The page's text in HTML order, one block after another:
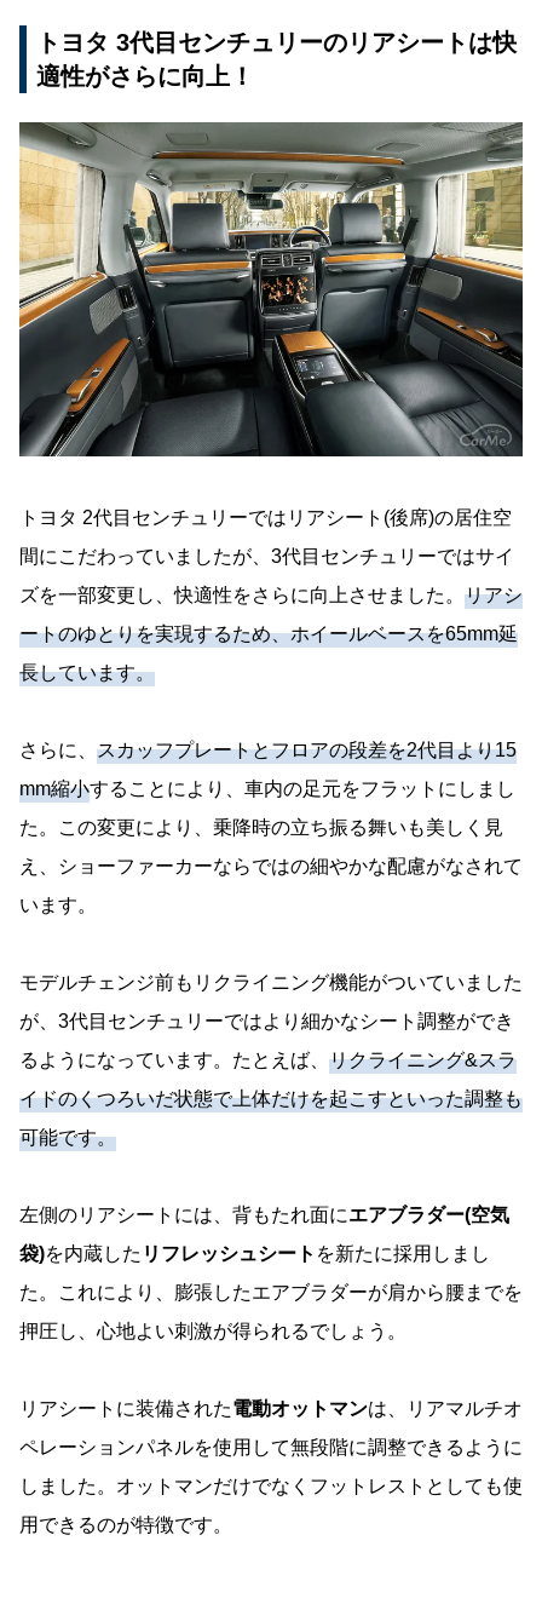
トヨタ 3代目センチュリーのリアシートは快
適性がさらに向上！
トヨタ 2代目センチュリーではリアシート(後席)の居住空
間にこだわっていましたが、3代目センチュリーではサイ
ズを一部変更し、快適性をさらに向上させました。 リアシ
ートのゆとりを実現するため、ホイールベースを65mm延
長しています。
さらに、 スカッフプレートとフロアの段差を2代目より15
mm縮小することにより、車内の足元をフラットにしまし
た。この変更により、乗降時の立ち振る舞いも美しく見
え、ショーファーカーならではの細やかな配慮がなされて
います。
モデルチェンジ前もリクライニング機能がついていました
が、3代目センチュリーではより細かなシート調整ができ
るようになっています。たとえば、 リクライニング&スラ
イドのくつろいだ状態で上体だけを起こすといった調整も
可能です。
左側のリアシートには、背もたれ面にエアブラダー(空気
袋)を内蔵した リフレッシュシート を新たに採用しまし
た。これにより、膨張したエアブラダーが肩から腰までを
押圧し、心地よい刺激が得られるでしょう。
リアシートに装備された電動オットマンは、リアマルチオ
ペレーションパネルを使用して無段階に調整できるように
しました。オットマンだけでなくフットレストとしても使
用できるのが特徴です。